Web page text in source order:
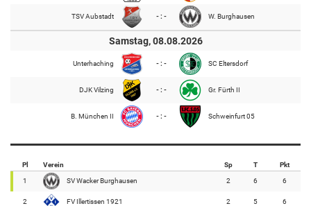
TSV Aubstadt - : - W. Burghausen
Samstag, 08.08.2026
Unterhaching - : - SC Eltersdorf
DJK Vilzing - : - Gr. Fürth II
B. München II - : - Schweinfurt 05
Pl Verein Sp T Pkt
1 SV Wacker Burghausen 2 6 6
2 FV Illertissen 1921 2 5 6